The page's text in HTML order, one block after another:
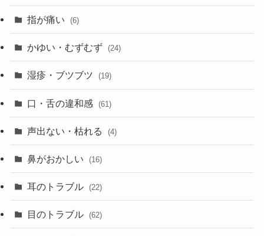
指が痛い (6)
かゆい・むずむず (24)
湿疹・ブツブツ (19)
口・舌の違和感 (61)
声出ない・枯れる (4)
鼻がおかしい (16)
耳のトラブル (22)
目のトラブル (62)